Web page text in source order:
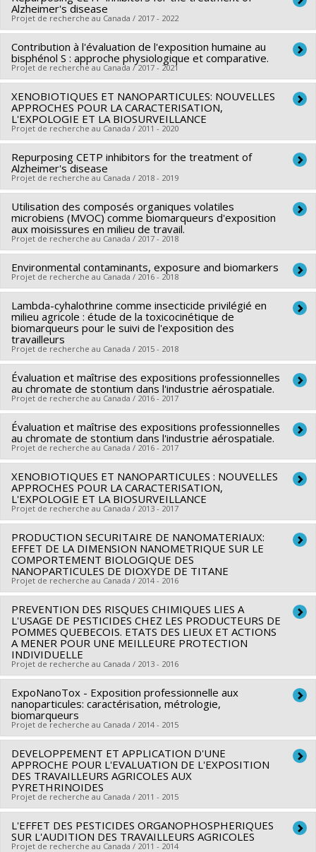
Robert-Sauvé en santé et en sécurité du travail
Programmes de subvention :
recherche
Sources de financement :FCI/Fondation canadienne pour
l'innovation
Programmes de subvention : PVXXXXXX-Fonds
d'exploitation des infrastructures (FEI)
Alzheimer's disease
Projet de recherche au Canada / 2017 - 2022
Sources de financement :The W. Garfield Weston
Foundation
Programmes de subvention :
Contribution à l'évaluation de l'exposition humaine au
bisphénol S : approche physiologique et comparative.
Projet de recherche au Canada / 2017 - 2021
Chercheur principal : Véronique Gayrard
Co-chercheurs : Michèle Bouchard
Sources de financement :Agence nationale de sécurité
sanitaire de l'alimentation, de l'environnement et du travail
Programmes de subvention :
XENOBIOTIQUES ET NANOPARTICULES: NOUVELLES
APPROCHES POUR LA CARACTERISATION,
L'EXPOLOGIE ET LA BIOSURVEILLANCE
Projet de recherche au Canada / 2011 - 2020
Chercheur principal : Michèle Bouchard
Sources de financement :FCI/Fondation canadienne pour
l'innovation
Programmes de subvention :
Repurposing CETP inhibitors for the treatment of
Alzheimer's disease
Projet de recherche au Canada / 2018 - 2019
Chercheur principal : Lisa Marie Munter
Co-chercheurs : Michèle Bouchard,Pierre Chaurand,Sami
Haddad
Sources de financement :
Weston Brain Institute
Programmes de subvention :
Utilisation des composés organiques volatiles
microbiens (MVOC) comme biomarqueurs d'exposition
aux moisissures en milieu de travail.
Projet de recherche au Canada / 2017 - 2018
Chercheur principal : Sami Haddad
Co-chercheurs : Michèle Bouchard,Genevieve Marchand
Sources de financement :IRSST/Institut de recherche
Robert-Sauvé en santé et en sécurité du travail
Programmes de subvention :
PVXXXXXX-Programme de
recherche
Environmental contaminants, exposure and biomarkers
Projet de recherche au Canada / 2016 - 2018
Chercheur principal : Michèle Bouchard
Sources de financement :FCI/Fondation canadienne pour
l'innovation
Programmes de subvention :PVXXXXXX-Fonds des leaders
Lambda-cyhalothrine comme insecticide privilégié en
milieu agricole : étude de la toxicocinétique de
biomarqueurs pour le suivi de l'exposition des
travailleurs
Projet de recherche au Canada / 2015 - 2018
Chercheur principal : Michèle Bouchard
Sources de financement :IRSST/Institut de recherche
Robert-Sauvé en santé et en sécurité du travail
Programmes de subvention :
Évaluation et maîtrise des expositions professionnelles
au chromate de stontium dans l'industrie aérospatiale.
Projet de recherche au Canada / 2016 - 2017
Chercheur principal : Maximilien Debia
Co-chercheurs : Michèle Bouchard
Sources de financement :Ministère Économie et Innovation ,
MITACS Inc.
Programmes de subvention :PVXXXXXX-Prog. soutien rech
(PSR v1B): Soutien à des projets rech. (Mitacs) , PVXXXXXX-
Stage Accélération Québec - MITACS
Évaluation et maîtrise des expositions professionnelles
au chromate de stontium dans l'industrie aérospatiale.
Projet de recherche au Canada / 2016 - 2017
Chercheur principal : Maximilien Debia
Co-chercheurs : Michèle Bouchard
XENOBIOTIQUES ET NANOPARTICULES : NOUVELLES
APPROCHES POUR LA CARACTERISATION,
L'EXPOLOGIE ET LA BIOSURVEILLANCE
Projet de recherche au Canada / 2013 - 2017
Chercheur principal : Kevin James Wilkinson
Co-chercheurs : Michèle Bouchard
Sources de financement :FCI/Fondation canadienne pour
l'innovation
Programmes de subvention :
PRODUCTION SECURITAIRE DE NANOMATERIAUX:
EFFET DE LA DIMENSION NANOMETRIQUE SUR LE
COMPORTEMENT BIOLOGIQUE DES
NANOPARTICULES DE DIOXYDE DE TITANE
Projet de recherche au Canada / 2014 - 2016
Chercheur principal : Michèle Bouchard
Co-chercheurs : Sami Haddad,Maximilien Debia
Sources de financement :Prima Québec , Prima Québec ,
Hydro-Québec , Hydro-Québec
Programmes de subvention :, , ,
PREVENTION DES RISQUES CHIMIQUES LIES A
L'USAGE DE PESTICIDES CHEZ LES PRODUCTEURS DE
POMMES QUEBECOIS. ETATS DES LIEUX ET ACTIONS
A MENER POUR UNE MEILLEURE PROTECTION
INDIVIDUELLE
Projet de recherche au Canada / 2013 - 2016
Chercheur principal : Michèle Bouchard
Co-chercheurs : Ludovic Tuduri,Daniele Champoux
Sources de financement :IRSST/Institut de recherche
Robert-Sauvé en santé et en sécurité du travail
Programmes de subvention :
ExpoNanoTox - Exposition professionnelle aux
nanoparticules: caractérisation, métrologie,
biomarqueurs
Projet de recherche au Canada / 2014 - 2015
Chercheur principal : Michèle Bouchard
Co-chercheurs : Julian X. Zhu,Karim Maghni,Sami Haddad
Kevin James Wilkinson
S Ghoshal,Nathalie Tufenkji,Gilles L'Espérance,Denis
Girard, Stéphane Hallé
Sources de financement :Ministère Économie et Innovation
DEVELOPPEMENT ET APPLICATION D'UNE
APPROCHE POUR L'EVALUATION DE L'EXPOSITION
DES TRAVAILLEURS AGRICOLES AUX
PYRETHRINOIDES
Projet de recherche au Canada / 2011 - 2015
Chercheur principal : Michèle Bouchard
Sources de financement :IRSST/Institut de recherche
L'EFFET DES PESTICIDES ORGANOPHOSPHERIQUES
SUR L'AUDITION DES TRAVAILLEURS AGRICOLES
Projet de recherche au Canada / 2011 - 2014